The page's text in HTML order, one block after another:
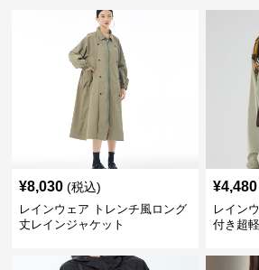
¥8,030 (税込)
レインウェア トレンチ風ロング
丈レインジャケット
¥4,480
レイン
付き超